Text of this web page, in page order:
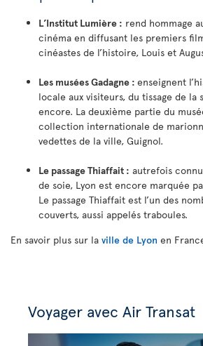
L’Institut Lumière : rend hommage
cinéma en diffusant les premiers
cinéastes de l’histoire, Louis et
Les musées Gadagne : enseignent
locale aux visiteurs, du tissage de la
encore. La deuxième partie du
collection internationale de
vedettes de la ville, Guignol.
Le passage Thiaffait : autrefois
de soie, Lyon est encore marquée
Le passage Thiaffait est l’un des
couverts, aussi appelés traboules.
En savoir plus sur la ville de Lyon en
Voyager avec Air Transat